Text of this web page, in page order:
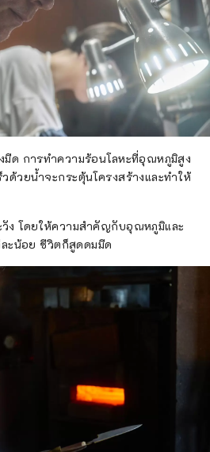
มีด การทำความร้อนโลหะที่อุณหภูมิสูง
วด้วยน้ำจะกระตุ้นโครงสร้างและทำให้
วัง โดยให้ความสำคัญกับอุณหภูมิและ
ละน้อย ชีวิตก็สูดดมมีด